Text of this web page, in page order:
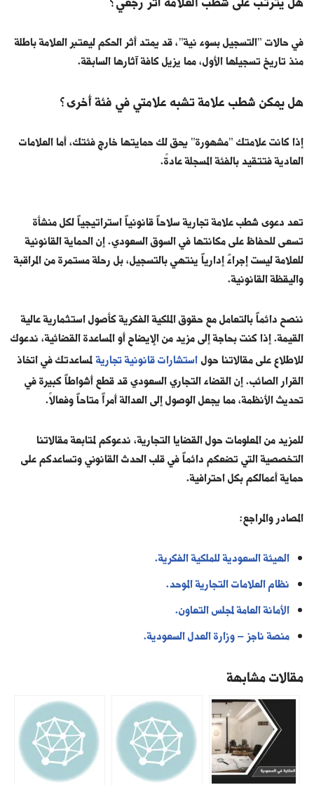
في حالات "التسجيل بسوء نية"، قد يمتد أثر الحكم ليعتبر العلامة باطلة
منذ تاريخ تسجيلها الأول، مما يزيل كافة آثارها السابقة.
هل يمكن شطب علامة تشبه علامتي في فئة أخرى؟
إذا كانت علامتك "مشهورة" يحق لك حمايتها خارج فئتك، أما العلامات
العادية فتتقيد بالفئة المسجلة عادةً.
تعد دعوى شطب علامة تجارية سلاحاً قانونياً استراتيجياً لكل منشأة
تسعى للحفاظ على مكانتها في السوق السعودي. إن الحماية القانونية
للعلامة ليست إجراءً إدارياً ينتهي بالتسجيل، بل رحلة مستمرة من المراقبة
واليقظة القانونية.
ننصح دائماً بالتعامل مع حقوق الملكية الفكرية كأصول استثمارية عالية
القيمة. إذا كنت بحاجة إلى مزيد من الإيضاح أو المساعدة القضائية، ندعوك
للاطلاع على مقالاتنا حولاستشارات قانونية تجاريةلمساعدتك في اتخاذ
القرار الصائب. إن القضاء التجاري السعودي قد قطع أشواطاً كبيرة في
تحديث الأنظمة، مما يجعل الوصول إلى العدالة أمراً متاحاً وفعالاً.
للمزيد من المعلومات حول القضايا التجارية، ندعوكم لمتابعة مقالاتنا
التخصصية التي تضعكم دائماً في قلب الحدث القانوني وتساعدكم على
حماية أعمالكم بكل احترافية.
المصادر والمراجع:
الهيئة السعودية للملكية الفكرية.
نظام العلامات التجارية الموحد.
الأمانة العامة لمجلس التعاون.
منصة ناجز – وزارة العدل السعودية.
مقالات مشابهة